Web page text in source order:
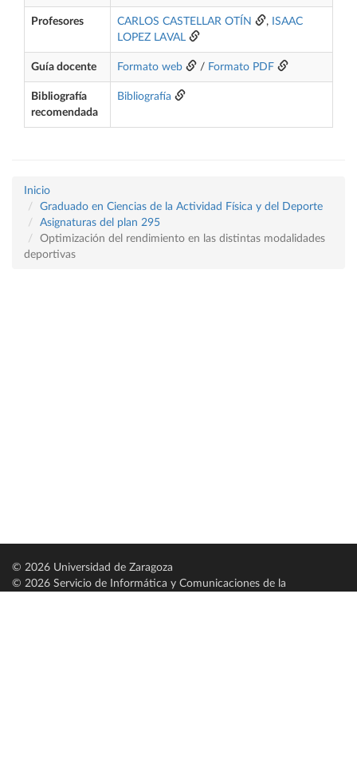
Profesores CARLOS CASTELLAR OTÍN , ISAAC
LOPEZ LAVAL
Guía docente Formato web / Formato PDF
Bibliografía
recomendada
Bibliografía
Inicio
Graduado en Ciencias de la Actividad Física y del Deporte
Asignaturas del plan 295
Optimización del rendimiento en las distintas modalidades
deportivas
© 2026 Universidad de Zaragoza
© 2026 Servicio de Informática y Comunicaciones de la